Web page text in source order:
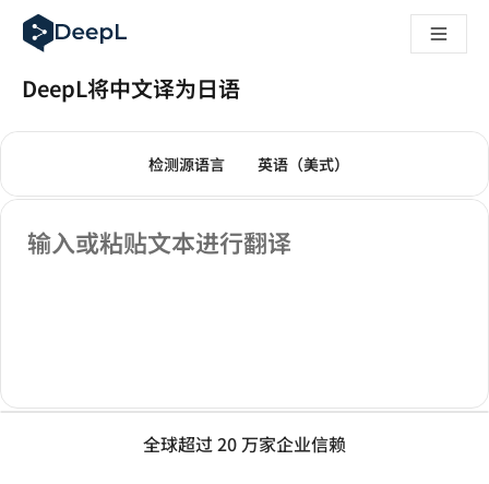
DeepL 人工智能智能体
DeepL Translation Flow：针对关键应用场景和集成的新型
How we brought Swiss German to DeepL
我们如何构建 DeepL 的翻译质量评估系统
从高质量文本翻译到实时语音平台
DeepL将中文译为日语
翻译模式
翻译文本 请选择源语言。当前已选择：
检测源语言 请选择目标语言。当前已
英语（美式）
源语言文本
输入或粘贴文本进行翻译
全球超过 20 万家企业信赖